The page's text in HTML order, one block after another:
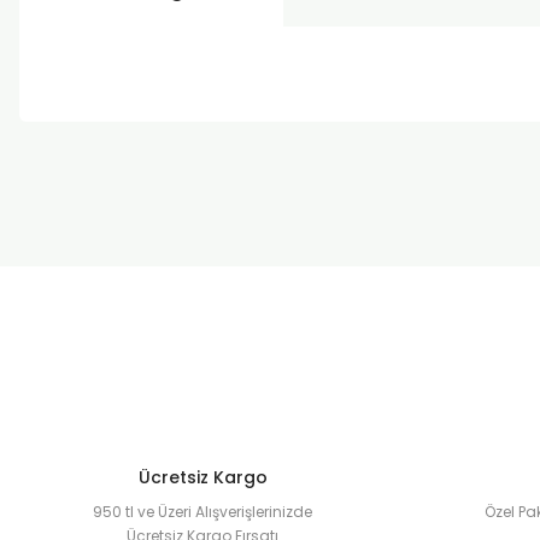
Ücretsiz Kargo
950 tl ve Üzeri Alışverişlerinizde
Ücretsiz Kargo Fırsatı
Özel